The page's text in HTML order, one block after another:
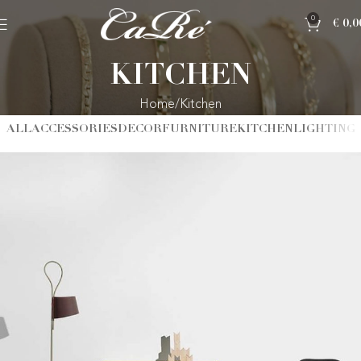
0
€
KITCHEN
Home Kitchen
ALLACCESSORIESDECORFURNITUREKITCHEN LIGHTING